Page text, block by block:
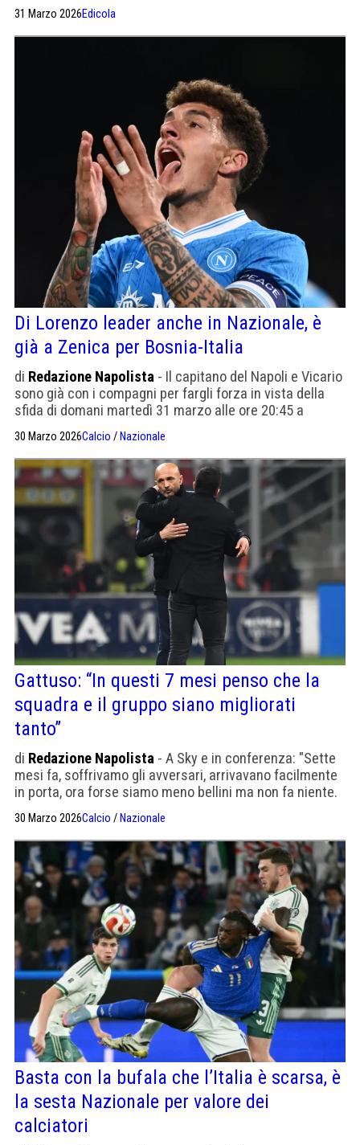
Arsenal.
31 Marzo 2026Edicola
Di Lorenzo leader anche in Nazionale, è
già a Zenica per Bosnia-Italia
di Redazione Napolista - Il capitano del Napoli e Vicario
sono già con i compagni per fargli forza in vista della
sfida di domani martedì 31 marzo alle ore 20:45 a
30 Marzo 2026Calcio / Nazionale
Gattuso: “In questi 7 mesi penso che la
squadra e il gruppo siano migliorati
tanto”
di Redazione Napolista - A Sky e in conferenza: "Sette
mesi fa, soffrivamo gli avversari, arrivavano facilmente
in porta, ora forse siamo meno bellini ma non fa niente.
Nessuno pensa che la Bosnia sia meno forte del Galles"
30 Marzo 2026Calcio /Nazionale
Basta con la bufala che l’Italia è scarsa, è
la sesta Nazionale per valore dei
calciatori